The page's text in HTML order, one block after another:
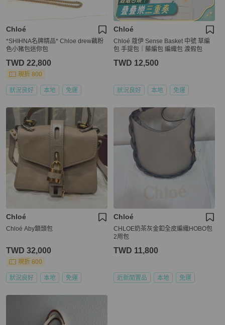
Chloé
*SHIHNA名牌精品* Chloe drew藕粉
色小豬包迷你包
TWD 22,800
現折 800
狀況良好 本地 免運
Chloé
Chloé 蔻伊 Sense Basket 中號 草編
包 手提包｜藤編包 編織包 渡假包
TWD 12,500
狀況良好 本地 免運
Chloé
Chloé Aby鎖頭包
TWD 32,000
現折 800
狀況良好 本地 免運
Chloé
CHLOE奶茶灰金釦全皮編織HOBO包
2用包
TWD 11,800
近新閒置品 本地 免運